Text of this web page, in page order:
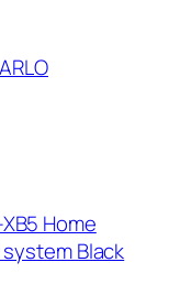
ARLO
Home
Black